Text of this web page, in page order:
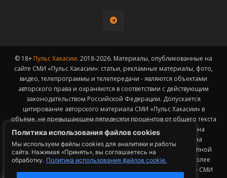
Политика использования файлов cookies
Мы используем файлы cookies для аналитики и работы
сайта. Нажимая «Принять», вы соглашаетесь на
обработку. Политика использования файлов cookie.
© 18+ Пульс Хакасии. 2018-2026. Материалы, опубликованные на
сайте СМИ «Пульс Хакасии»: статьи, рекламные материалы, фото,
видео, телепрограммы и телепередачи - являются объектами
авторского права и охраняются в соответствии с действующим
законодательством Российской Федерации. Допускается
цитирование авторского материала СМИ «Пульс Хакасии» в
объёме, не превышающем пятидесяти процентов от общего текста
публикации с обязательным размещением гиперссылки на
страницу заимствования материала. Гиперссылка должна
размещаться в тексте цитируемого материала и быть доступной
для индексации поисковыми системами. Заимствование более
50% общего объема материала, опубликованного на сайте СМИ